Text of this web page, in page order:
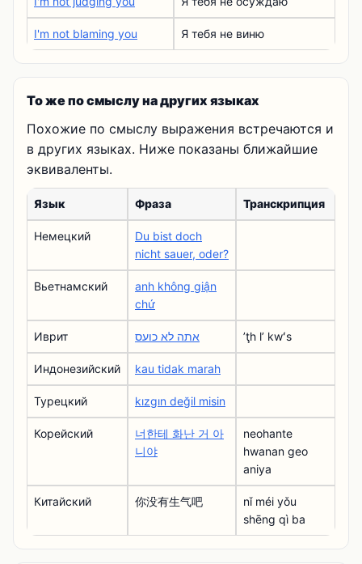
I'm not blaming you Я тебя не виню
То же по смыслу на других языках
Похожие по смыслу выражения встречаются и
в других языках. Ниже показаны ближайшие
эквиваленты.
Язык Фраза Транскрипция
Немецкий
Du bist doch
nicht sauer, oder?
Вьетнамский
anh không giận
chứ
Иврит אתה לא כועס ʼţh lʼ kwʻs
Индонезийский kau tidak marah
Турецкий kızgın değil misin
Корейский
너한테 화난 거 아
니야
neohante
hwanan geo
aniya
Китайский 你没有生气吧
nǐ méi yǒu
shēng qì ba